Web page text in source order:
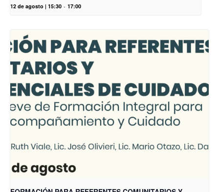
12 de agosto | 15:30 - 17:00